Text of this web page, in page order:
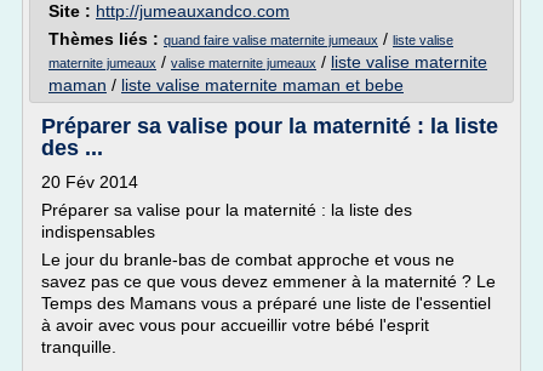
Site : http://jumeauxandco.com
Thèmes liés : quand faire valise maternite jumeaux / liste valise
maternite jumeaux / valise maternite jumeaux / liste valise maternite
maman / liste valise maternite maman et bebe
Préparer sa valise pour la maternité : la liste
des ...
20 Fév 2014
Préparer sa valise pour la maternité : la liste des
indispensables
Le jour du branle-bas de combat approche et vous ne
savez pas ce que vous devez emmener à la maternité ? Le
Temps des Mamans vous a préparé une liste de l'essentiel
à avoir avec vous pour accueillir votre bébé l'esprit
tranquille.